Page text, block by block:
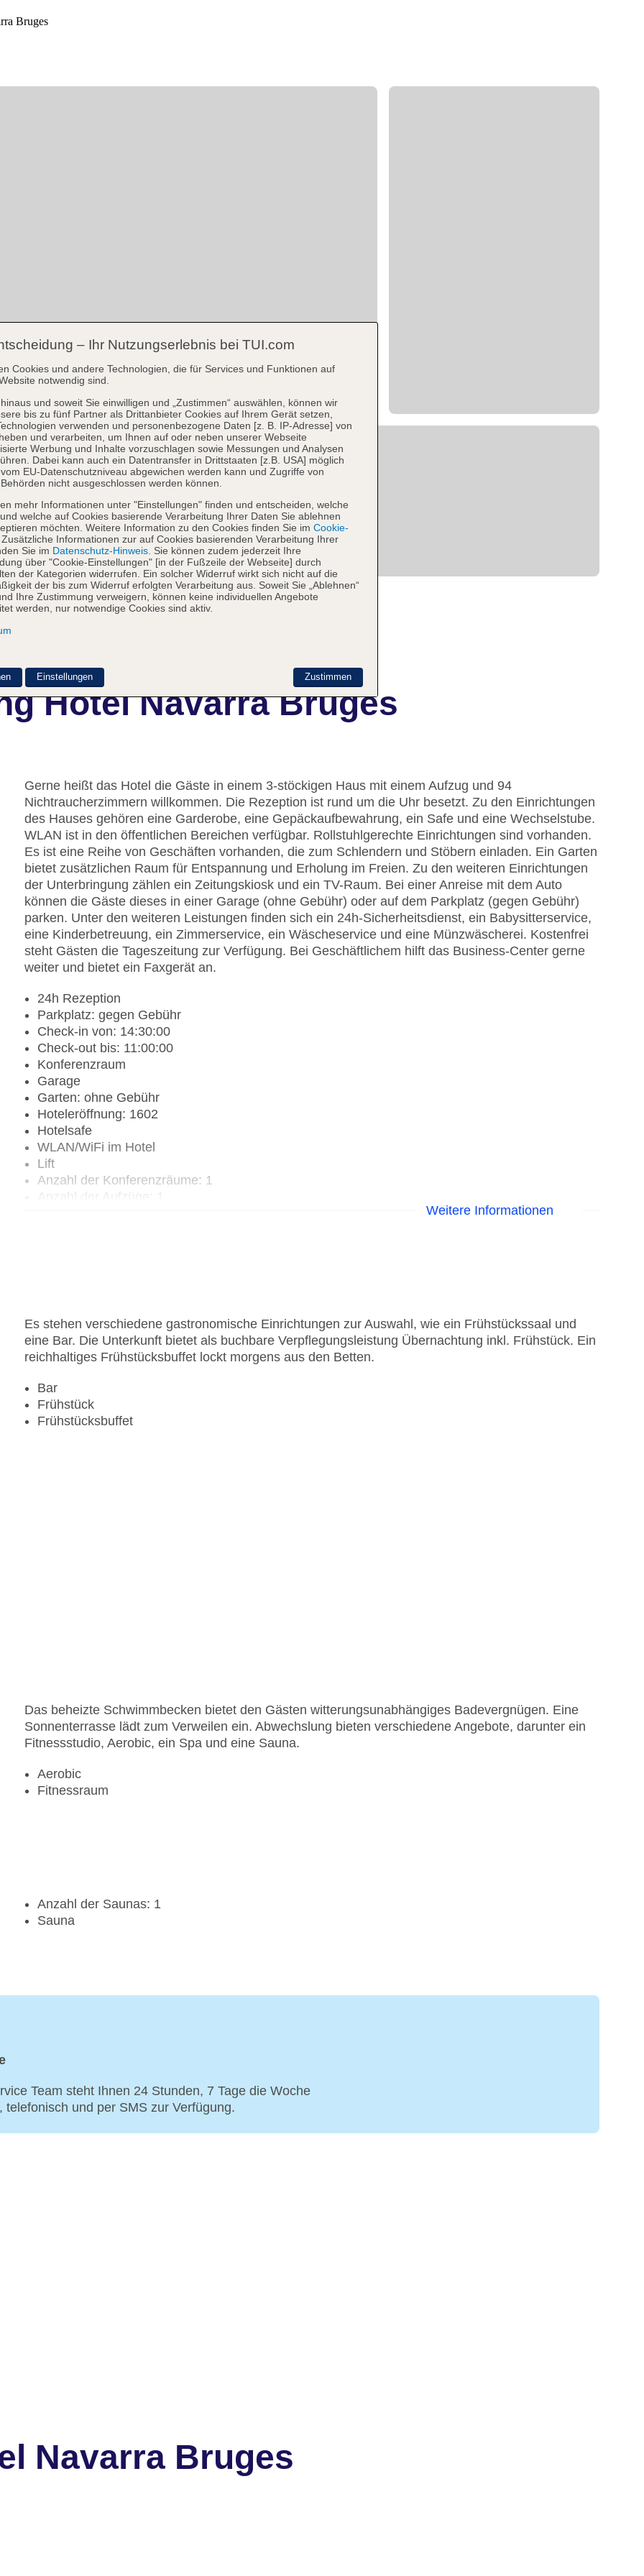
Hotel Navarra Bruges
Gerne heißt das Hotel die Gäste in einem 3-stöckigen Haus mit einem Aufzug und 94
Nichtraucherzimmern willkommen. Die Rezeption ist rund um die Uhr besetzt. Zu den Einrichtungen
des Hauses gehören eine Garderobe, eine Gepäckaufbewahrung, ein Safe und eine Wechselstube.
WLAN ist in den öffentlichen Bereichen verfügbar. Rollstuhlgerechte Einrichtungen sind vorhanden.
Es ist eine Reihe von Geschäften vorhanden, die zum Schlendern und Stöbern einladen. Ein Garten
bietet zusätzlichen Raum für Entspannung und Erholung im Freien. Zu den weiteren Einrichtungen
der Unterbringung zählen ein Zeitungskiosk und ein TV-Raum. Bei einer Anreise mit dem Auto
können die Gäste dieses in einer Garage (ohne Gebühr) oder auf dem Parkplatz (gegen Gebühr)
parken. Unter den weiteren Leistungen finden sich ein 24h-Sicherheitsdienst, ein Babysitterservice,
eine Kinderbetreuung, ein Zimmerservice, ein Wäscheservice und eine Münzwäscherei. Kostenfrei
steht Gästen die Tageszeitung zur Verfügung. Bei Geschäftlichem hilft das Business-Center gerne
weiter und bietet ein Faxgerät an.
24h Rezeption
Parkplatz: gegen Gebühr
Check-in von: 14:30:00
Check-out bis: 11:00:00
Konferenzraum
Garage
Garten: ohne Gebühr
Hoteleröffnung: 1602
Hotelsafe
WLAN/WiFi im Hotel
Lift
Anzahl der Konferenzräume: 1
Anzahl der Aufzüge: 1
Weitere Informationen
Es stehen verschiedene gastronomische Einrichtungen zur Auswahl, wie ein Frühstückssaal und
eine Bar. Die Unterkunft bietet als buchbare Verpflegungsleistung Übernachtung inkl. Frühstück. Ein
reichhaltiges Frühstücksbuffet lockt morgens aus den Betten.
Bar
Frühstück
Frühstücksbuffet
Das beheizte Schwimmbecken bietet den Gästen witterungsunabhängiges Badevergnügen. Eine
Sonnenterrasse lädt zum Verweilen ein. Abwechslung bieten verschiedene Angebote, darunter ein
Fitnessstudio, Aerobic, ein Spa und eine Sauna.
Aerobic
Fitnessraum
Anzahl der Saunas: 1
Sauna
Team steht Ihnen 24 Stunden, 7 Tage die Woche
und per SMS zur Verfügung.
Navarra Bruges
– Ihr Nutzungserlebnis bei TUI.com
Cookies und andere Technologien, die für Services und Funktionen auf
notwendig sind.
und soweit Sie einwilligen und „Zustimmen“ auswählen, können wir
bis zu fünf Partner als Drittanbieter Cookies auf Ihrem Gerät setzen,
verwenden und personenbezogene Daten [z. B. IP-Adresse] von
und verarbeiten, um Ihnen auf oder neben unserer Webseite
Werbung und Inhalte vorzuschlagen sowie Messungen und Analysen
Dabei kann auch ein Datentransfer in Drittstaaten [z.B. USA] möglich
EU-Datenschutzniveau abgewichen werden kann und Zugriffe von
nicht ausgeschlossen werden können.
mehr Informationen unter "Einstellungen" finden und entscheiden, welche
welche auf Cookies basierende Verarbeitung Ihrer Daten Sie ablehnen
möchten. Weitere Information zu den Cookies finden Sie im Cookie-
. Zusätzliche Informationen zur auf Cookies basierenden Verarbeitung Ihrer
Sie im Datenschutz-Hinweis . Sie können zudem jederzeit Ihre
über "Cookie-Einstellungen" [in der Fußzeile der Webseite] durch
der Kategorien widerrufen. Ein solcher Widerruf wirkt sich nicht auf die
der bis zum Widerruf erfolgten Verarbeitung aus. Soweit Sie „Ablehnen“
Ihre Zustimmung verweigern, können keine individuellen Angebote
werden, nur notwendige Cookies sind aktiv.
Zustimmen
Einstellungen